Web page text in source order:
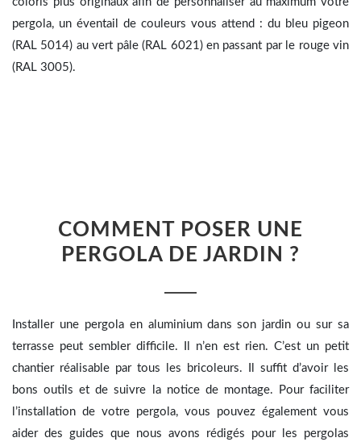
pergola, un éventail de couleurs vous attend : du bleu pigeon
(RAL 5014) au vert pâle (RAL 6021) en passant par le rouge vin
(RAL 3005).
COMMENT POSER UNE
PERGOLA DE JARDIN ?
Installer une pergola en aluminium dans son jardin ou sur sa
terrasse peut sembler difficile. Il n’en est rien. C’est un petit
chantier réalisable par tous les bricoleurs. Il suffit d’avoir les
bons outils et de suivre la notice de montage. Pour faciliter
l’installation de votre pergola, vous pouvez également vous
aider des guides que nous avons rédigés pour les pergolas